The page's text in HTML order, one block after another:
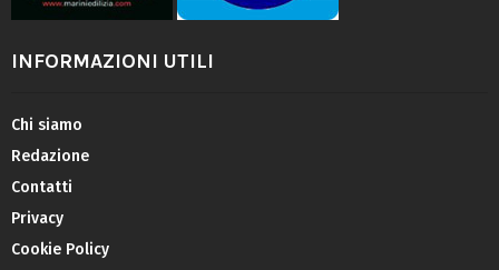
INFORMAZIONI UTILI
Chi siamo
Redazione
Contatti
Privacy
Cookie Policy